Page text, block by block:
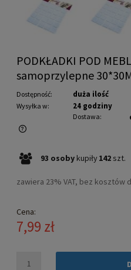
PODKŁADKI POD
samoprzylepne
Dostępność: duża ilość
Wysyłka w: 24 godziny
Dostawa:
Cena nie zawiera
93 osoby kupiły 142 szt.
zawiera 23% VAT, bez kosztów
Cena:
7,99 zł